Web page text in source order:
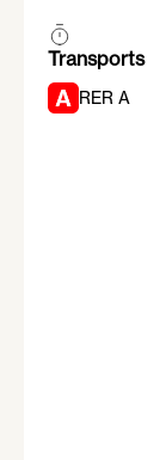
Transports
RER A